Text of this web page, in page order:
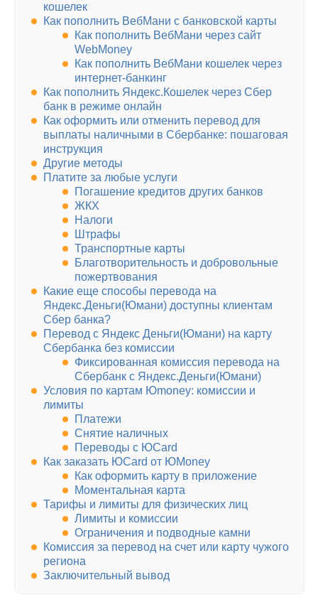
кошелек
Как пополнить ВебМани с банковской карты
Как пополнить ВебМани через сайт
WebMoney
Как пополнить ВебМани кошелек через
интернет-банкинг
Как пополнить Яндекс.Кошелек через Сбер
банк в режиме онлайн
Как оформить или отменить перевод для
выплаты наличными в Сбербанке: пошаговая
инструкция
Другие методы
Платите за любые услуги​
Погашение кредитов других банков
ЖКХ
Налоги
Штрафы
Транспортные карты
Благотворительность и добровольные
пожертвования
Какие еще способы перевода на
Яндекс.Деньги(Юмани) доступны клиентам
Сбер банка?
Перевод с Яндекс Деньги(Юмани) на карту
Сбербанка без комиссии
Фиксированная комиссия перевода на
Сбербанк с Яндекс.Деньги(Юмани)
Условия по картам Юmoney: комиссии и
лимиты
Платежи
Снятие наличных
Переводы с ЮCard
Как заказать ЮCard от ЮMoney
Как оформить карту в приложение
Моментальная карта
Тарифы и лимиты для физических лиц
Лимиты и комиссии
Ограничения и подводные камни
Комиссия за перевод на счет или карту чужого
региона
Заключительный вывод